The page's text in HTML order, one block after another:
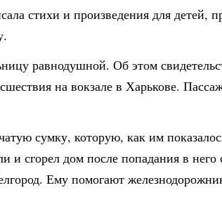
стихи и произведения для детей,
равнодушной. Об этом
на вокзале в Харькове.
сумку, которую, как им
и сгорел дом после попадания в
Ему помогают